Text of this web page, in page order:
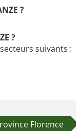
?
?
suivants :
Florence